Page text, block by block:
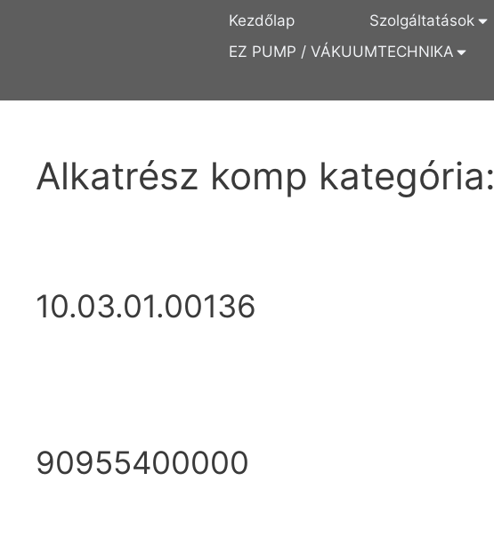
Kezdőlap Szolgáltatások
EZ PUMP / VÁKUUMTECHNIKA
Alkatrész komp kategória:
10.03.01.00136
90955400000